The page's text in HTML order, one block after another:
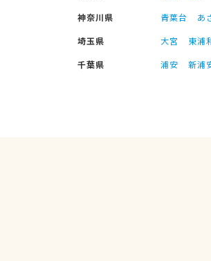
神奈川県
青葉台 あ
埼玉県
大宮 東浦
千葉県
浦安 新浦